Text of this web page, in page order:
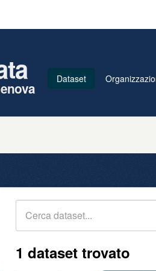
Dataset
1 dataset trovato